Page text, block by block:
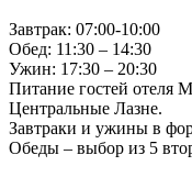
Завтрак: 07:00-10:00
Обед: 11:30 – 14:30
Ужин: 17:30 – 20:30
Питание гостей отеля
Центральные Лазне.
Завтраки и ужины в
Обеды – выбор из 5